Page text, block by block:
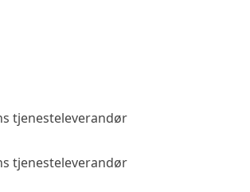
tjenesteleverandør
tjenesteleverandør